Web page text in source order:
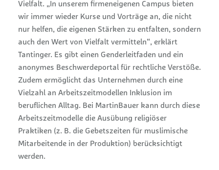
Vielfalt. „In unserem firmeneigenen Campus bieten
wir immer wieder Kurse und Vorträge an, die nicht
nur helfen, die eigenen Stärken zu entfalten, sondern
auch den Wert von Vielfalt vermitteln“, erklärt
Tantinger. Es gibt einen Genderleitfaden und ein
anonymes Beschwerdeportal für rechtliche Verstöße.
Zudem ermöglicht das Unternehmen durch eine
Vielzahl an Arbeitszeitmodellen Inklusion im
beruflichen Alltag. Bei MartinBauer kann durch diese
Arbeitszeitmodelle die Ausübung religiöser
Praktiken (z. B. die Gebetszeiten für muslimische
Mitarbeitende in der Produktion) berücksichtigt
werden.